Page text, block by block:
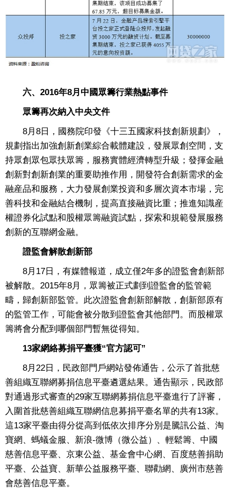
六、2016年8月中國眾籌行業熱點事件
眾籌再次納入中央文件
8月8日，國務院印發《十三五國家科技創新規劃》，
規劃指出加強創新創業綜合載體建設，發展眾創空間，支
持眾創眾包眾扶眾籌，服務實體經濟轉型升級；發揮金融
創新對創新創業的重要助推作用，開發符合創新需求的金
融産品和服務，大力發展創業投資和多層次資本市場，完
善科技和金融結合機制，提高直接融資比重；推進知識産
權證券化試點和股權眾籌融資試點，探索和規範發展服務
創新的互聯網金融。
證監會解散創新部
8月17日，有媒體報道，成立僅2年多的證監會創新部
被解散。2015年8月，眾籌被正式劃到證監會的監管範
疇，歸創新部監管。此次證監會創新部解散，創新部原有
的監管工作，可能會被分散到證監會其他部門。而股權眾
籌將會分配到哪個部門暫無從得知。
13家網絡募捐平臺獲“官方認可”
8月22日，民政部門戶網站發佈通告，公示了首批慈
善組織互聯網募捐信息平臺遴選結果。通告顯示，民政部
對通過形式審查的29家互聯網募捐信息平臺進行了評審，
入圍首批慈善組織互聯網信息募捐平臺名單的共有13家。
這13家平臺由得分從高到低依次排序分別是騰訊公益、淘
寶網、螞蟻金服、新浪-微博（微公益）、輕鬆籌、中國
慈善信息平臺、京東公益、基金會中心網、百度慈善捐助
平臺、公益寶、新華公益服務平臺、聯勸網、廣州市慈善
會慈善信息平臺。